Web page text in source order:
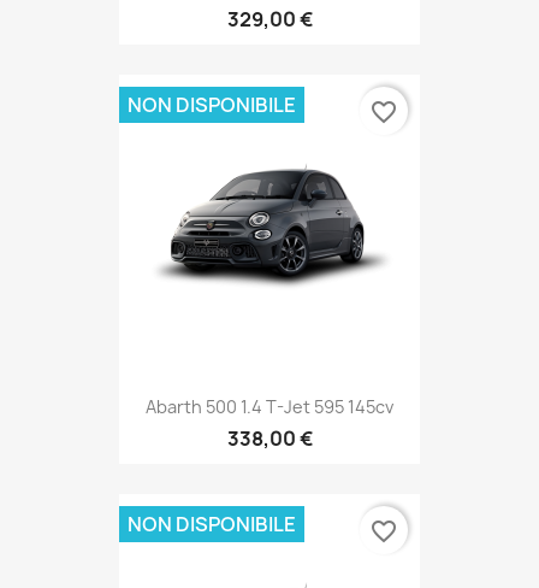
329,00 €
Abarth 500 1.4 T-Jet 595 145cv
338,00 €
NON DISPONIBILE favorite_border
NON DISPONIBILE favorite_border